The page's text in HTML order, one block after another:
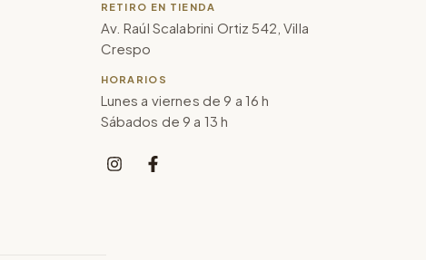
RETIRO EN TIENDA
Av. Raúl Scalabrini Ortiz 542, Villa
Crespo
HORARIOS
Lunes a viernes de 9 a 16 h
Sábados de 9 a 13 h